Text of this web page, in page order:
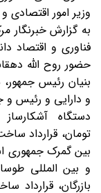
وزیر امور اقتصادی
به گزارش خبرنگار
فناوری و اقتصاد
حضور روح الله
بنیان رئیس
تومان، قرارداد
بین گمرک جمهوری
و بین المللی